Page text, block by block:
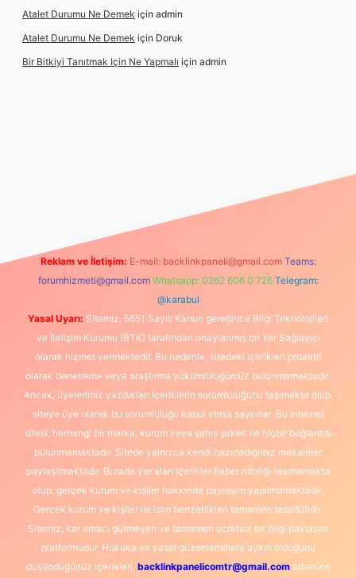
Atalet Durumu Ne Demek için admin
Atalet Durumu Ne Demek için Doruk
Bir Bitkiyi Tanıtmak Için Ne Yapmalı için admin
Reklam ve İletişim: E-mail: backlinkpaneli@gmail.com Teams:
forumhizmeti@gmail.com Whatsapp: 0262 606 0 726 Telegram:
@karabul
Yasal Uyarı: Sitemiz, 5651 Sayılı Kanun gereğince Bilgi Teknolojileri
ve İletişim Kurumu (BTK) tarafından onaylanmış bir Yer Sağlayıcı
olarak hizmet vermektedir. Bu nedenle, sitedeki içerikleri proaktif
olarak denetleme veya araştırma yükümlülüğümüz bulunmamaktadır.
Ancak, üyelerimiz yazdıkları içeriklerin sorumluluğunu taşımakta olup,
siteye üye olarak bu sorumluluğu kabul etmiş sayılırlar. Bu internet
sitesi, herhangi bir marka, kurum veya şahıs şirketi ile hiçbir bağlantısı
bulunmamaktadır. Sitede yalnızca kendi hazırladığımız makaleler
paylaşılmaktadır. Burada yer alan içerikler haber niteliği taşımamakta
olup, gerçek kurum ve kişiler hakkında paylaşım yapılmamaktadır.
Gerçek kurum ve kişiler ile isim benzerlikleri tamamen tesadüfidir.
Sitemiz, kar amacı gütmeyen ve tamamen ücretsiz bir bilgi paylaşım
platformudur. Hukuka ve yasal düzenlemelere aykırı olduğunu
düşündüğünüz içerikleri, backlinkpanelicomtr@gmail.comadresine